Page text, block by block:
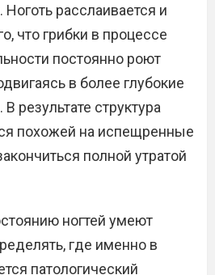
Ноготь расслаивается и
что грибки в процессе
постоянно роют
в более глубокие
результате структура
похожей на испещренные
полной утратой
ногтей умеют
где именно в
патологический